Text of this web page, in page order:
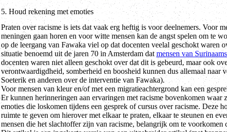
5. Houd rekening met emoties
Praten over racisme is iets dat vaak erg heftig is voor deelnemers. Voor
meningen gaan horen en voor witte mensen kan de angst spelen om te
op de leergang van Fawaka viel op dat docenten veelal geschokt waren
situatie benoemd uit de jaren 70 in Amsterdam datmensen van
docenten waren niet alleen geschokt over dat dit is gebeurd, maar ook
verontwaardigdheid, somberheid en boosheid kunnen dus allemaal naar
Soeterik en anderen over de interventie van Fawaka).
Voor mensen van kleur en/of met een migratieachtergrond kan een
Er kunnen herinneringen aan ervaringen met racisme bovenkomen
emoties die loskomen tijdens een gesprek of cursus over racisme. Deze
ruimte te geven om hierover met elkaar te praten, elkaar te steunen en
mensen die het slachtoffer zijn van racisme, belangrijk om te voorkomen